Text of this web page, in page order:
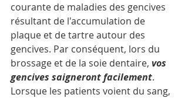
courante de maladies des gencives
résultant de l'accumulation de
plaque et de tartre autour des
gencives. Par conséquent, lors du
brossage et de la soie dentaire, vos
gencives saigneront facilement.
Lorsque les patients voient du sang,